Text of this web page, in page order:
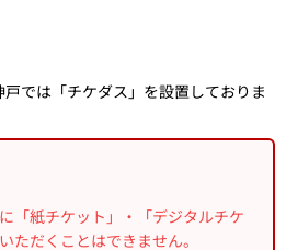
では「チケダス」を設置しておりま
「紙チケット」・「デジタルチケ
ただくことはできません。